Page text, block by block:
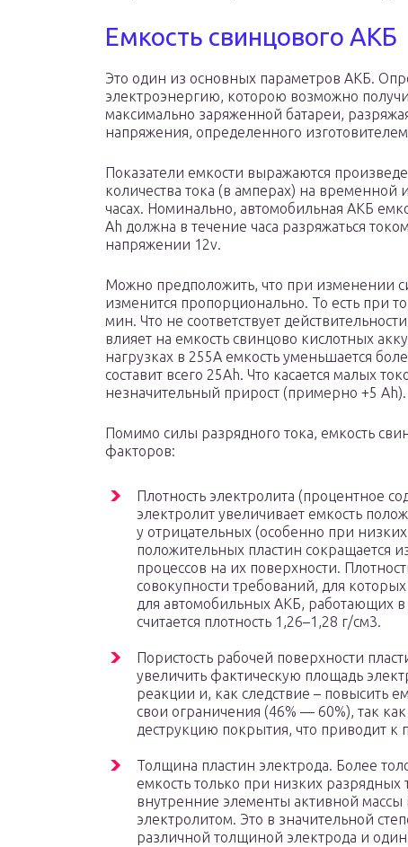
Емкость свинцового АКБ
Это один из основных параметров АКБ.
электроэнергию, которою возможно
максимально заряженной батареи,
напряжения, определенного
Показатели емкости выражаются
количества тока (в амперах) на временной
часах. Номинально, автомобильная АКБ
Ah должна в течение часа разряжаться
напряжении 12v.
Можно предположить, что при изменении
изменится пропорционально. То есть при
мин. Что не соответствует
влияет на емкость свинцово кислотных
нагрузках в 255A емкость уменьшается
составит всего 25Ah. Что касается малых
незначительный прирост (примерно +5 Ah).
Помимо силы разрядного тока, емкость
факторов:
Плотность электролита (процентное
электролит увеличивает емкость
у отрицательных (особенно при
положительных пластин сокращается
процессов на их поверхности.
совокупности требований, для
для автомобильных АКБ, работающих
считается плотность 1,26–1,28 г/см3.
Пористость рабочей поверхности
увеличить фактическую площадь
реакции и, как следствие – повысить
свои ограничения (46% — 60%), так
деструкцию покрытия, что приводит
Толщина пластин электрода. Более
емкость только при низких разрядных
внутренние элементы активной массы
электролитом. Это в значительной
различной толщиной электрода и